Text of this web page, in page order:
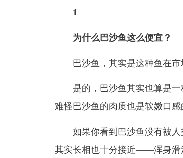
1
为什么巴沙鱼这么便宜？
巴沙鱼，其实是这种鱼在市
是的，巴沙鱼其实也算是一
难怪巴沙鱼的肉质也是软嫩口感
如果你看到巴沙鱼没有被人
其实长相也十分接近——浑身滑